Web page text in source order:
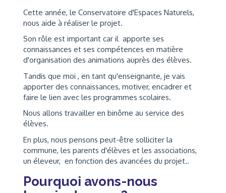
Cette année, le Conservatoire d'Espaces Naturels,
nous aide à réaliser le projet.
Son rôle est important car il apporte ses
connaissances et ses compétences en matière
d'organisation des animations auprès des élèves.
Tandis que moi , en tant qu'enseignante, je vais
apporter des connaissances, motiver, encadrer et
faire le lien avec les programmes scolaires.
Nous allons travailler en binôme au service des
élèves.
En plus, nous pensons peut-être solliciter la
commune, les parents d'élèves et les associations,
un éleveur, en fonction des avancées du projet..
Pourquoi avons-nous